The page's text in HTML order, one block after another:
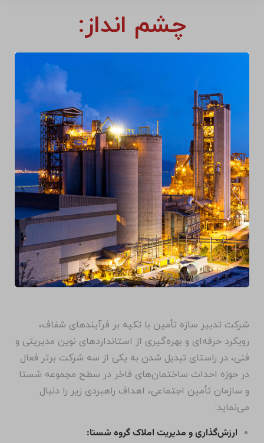
چشم انداز:
شرکت تدبیر سازه تأمین با تکیه بر فرآیندهای شفاف،
رویکرد حرفه‌ای و بهره‌گیری از استانداردهای نوین مدیریتی و
فنی، در راستای تبدیل شدن به یکی از سه شرکت برتر فعال
در حوزه احداث ساختمان‌های فاخر در سطح مجموعه شستا
و سازمان تأمین اجتماعی، اهداف راهبردی زیر را دنبال
می‌نماید:
ارزش‌گذاری و مدیریت املاک گروه شستا: